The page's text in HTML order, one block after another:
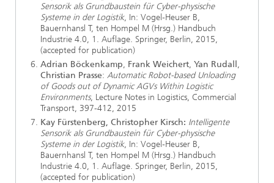
Sensorik als Grundbaustein für Cyber-physische
Systeme in der Logistik, In: Vogel-Heuser B,
Bauernhansl T, ten Hompel M (Hrsg.) Handbuch
Industrie 4.0, 1. Auflage. Springer, Berlin, 2015,
(accepted for publication)
Adrian Böckenkamp, Frank Weichert, Yan Rudall ,
Christian Prasse: Automatic Robot-based Unloading
of Goods out of Dynamic AGVs Within Logistic
Environments, Lecture Notes in Logistics, Commercial
Transport, 397-412, 2015
Kay Fürstenberg, Christopher Kirsch: Intelligente
Sensorik als Grundbaustein für Cyber-physische
Systeme in der Logistik, In: Vogel-Heuser B,
Bauernhansl T, ten Hompel M (Hrsg.) Handbuch
Industrie 4.0, 1. Auflage. Springer, Berlin, 2015,
(accepted for publication)